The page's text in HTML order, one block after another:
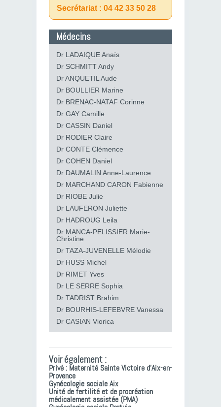
Secrétariat : 04 42 33 50 28
Médecins
Dr LADAIQUE Anaïs
Dr SCHMITT Andy
Dr ANQUETIL Aude
Dr BOULLIER Marine
Dr BRENAC-NATAF Corinne
Dr GAY Camille
Dr CASSIN Daniel
Dr RODIER Claire
Dr CONTE Clémence
Dr COHEN Daniel
Dr DAUMALIN Anne-Laurence
Dr MARCHAND CARON Fabienne
Dr RIOBE Julie
Dr LAUFERON Juliette
Dr HADROUG Leila
Dr MANCA-PELISSIER Marie-
Christine
Dr TAZA-JUVENELLE Mélodie
Dr HUSS Michel
Dr RIMET Yves
Dr LE SERRE Sophia
Dr TADRIST Brahim
Dr BOURHIS-LEFEBVRE Vanessa
Dr CASIAN Viorica
Voir également :
Privé : Maternité Sainte Victoire d’Aix-en-
Provence
Gynécologie sociale Aix
Unité de fertilité et de procréation
médicalement assistée (PMA)